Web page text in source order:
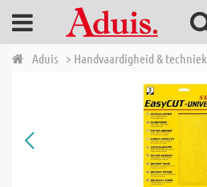
Aduis > Handvaardigheid & techniek